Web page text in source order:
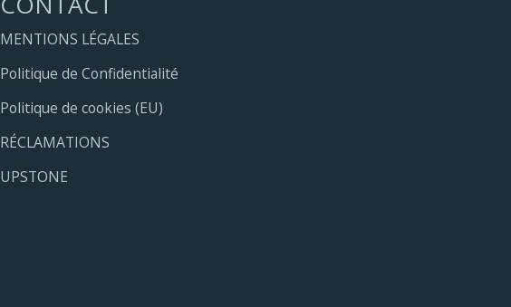
MENTIONS LÉGALES
Politique de Confidentialité
Politique de cookies (EU)
RÉCLAMATIONS
UPSTONE